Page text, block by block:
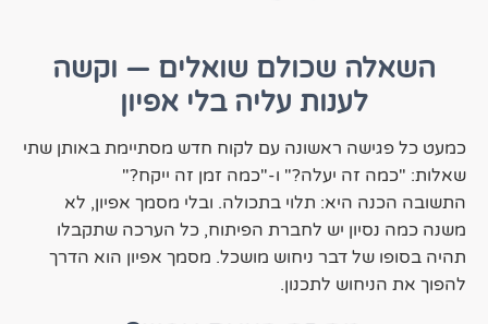
השאלה שכולם שואלים — וקשה
לענות עליה בלי אפיון
כמעט כל פגישה ראשונה עם לקוח חדש מסתיימת באותן שתי
שאלות: "כמה זה יעלה?" ו-"כמה זמן זה ייקח?"
התשובה הכנה היא: תלוי בתכולה. ובלי מסמך אפיון, לא
משנה כמה נסיון יש לחברת הפיתוח, כל הערכה שתקבלו
תהיה בסופו של דבר ניחוש מושכל. מסמך אפיון הוא הדרך
להפוך את הניחוש לתכנון.